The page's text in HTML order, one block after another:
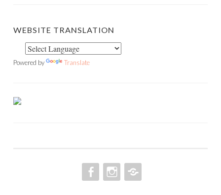
WEBSITE TRANSLATION
Powered by Translate